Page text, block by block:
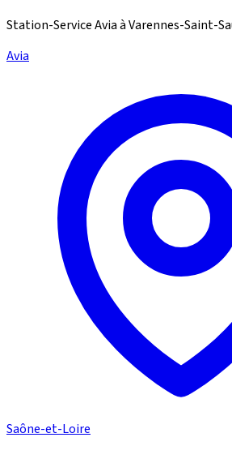
Station-Service Avia à Varennes-Saint-
Avia
Saône-et-Loire